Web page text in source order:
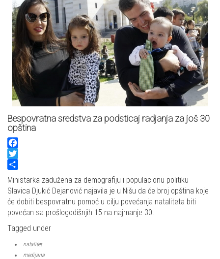
Bespovratna sredstva za podsticaj radjanja za još 30
opština
Facebook
Twitter
Share
Ministarka zadužena za demografiju i populacionu politiku
Slavica Djukić Dejanović najavila je u Nišu da će broj opština koje
će dobiti bespovratnu pomoć u cilju povećanja nataliteta biti
povećan sa prošlogodišnjih 15 na najmanje 30.
Tagged under
natalitet
medijana